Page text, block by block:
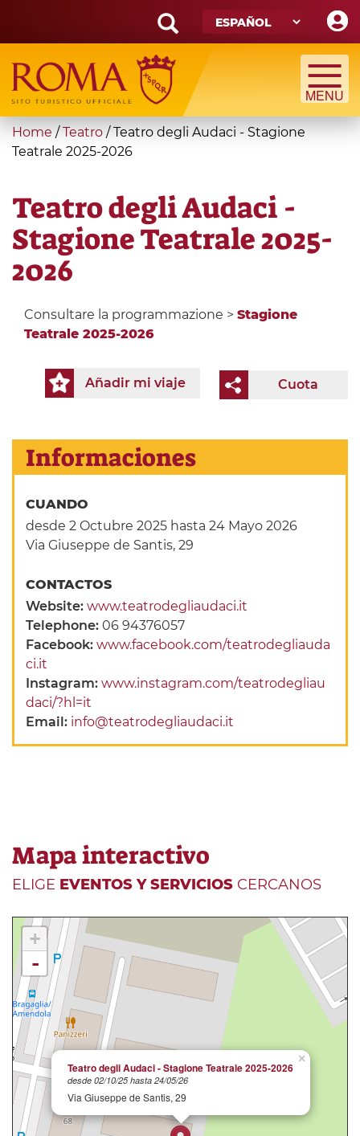
main
content
Search
form
Búsqueda
You
are
Home / Teatro /Teatro degli Audaci - Stagione
Teatrale 2025-2026
Teatro degli Audaci -
Stagione Teatrale 2025-
2026
Consultare la programmazione > Stagione
Teatrale 2025-2026
Cuota
Añadir mi viaje
Informaciones
CUANDO
desde 2 Octubre 2025 hasta 24 Mayo 2026
Via Giuseppe de Santis, 29
CONTACTOS
Website:www.teatrodegliaudaci.it
Telephone:06 94376057
Facebook:www.facebook.com/teatrodegliauda
ci.it
Instagram:www.instagram.com/teatrodegliau
daci/?hl=it
Email: info@teatrodegliaudaci.it
Mapa interactivo
ELIGE EVENTOS Y SERVICIOS CERCANOS
×
Teatro degli Audaci - Stagione Teatrale 2025-2026
desde 02/10/25 hasta 24/05/26
Via Giuseppe de Santis, 29
+
-